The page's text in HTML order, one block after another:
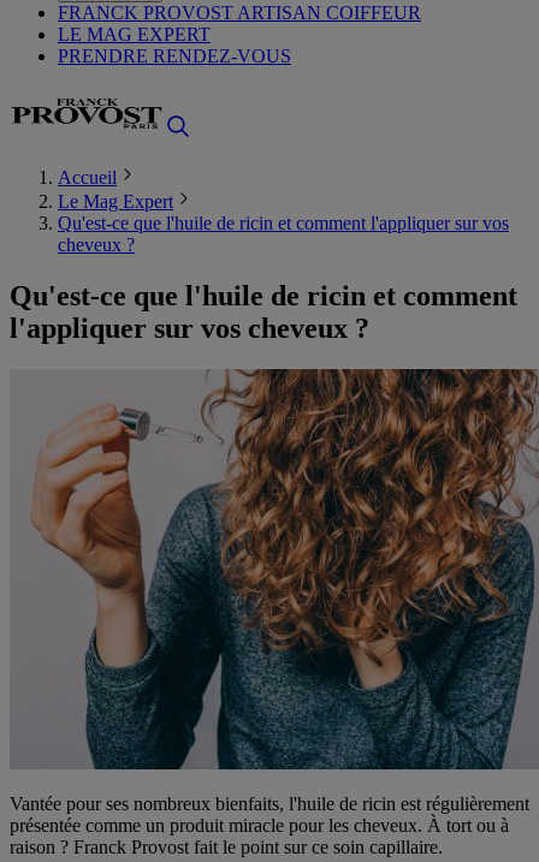
FRANCK PROVOST ARTISAN COIFFEUR
LE MAG EXPERT
PRENDRE RENDEZ-VOUS
Accueil
Le Mag Expert
Qu'est-ce que l'huile de ricin et comment l'appliquer sur vos
cheveux ?
Qu'est-ce que l'huile de ricin et comment
l'appliquer sur vos cheveux ?
Vantée pour ses nombreux bienfaits, l'huile de ricin est régulièrement
présentée comme un produit miracle pour les cheveux. À tort ou à
raison ? Franck Provost fait le point sur ce soin capillaire.